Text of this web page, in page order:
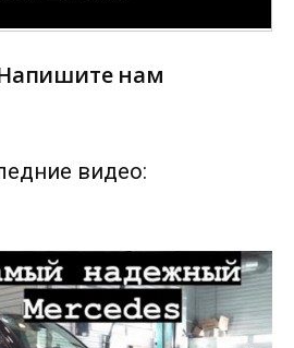
нам
видео: